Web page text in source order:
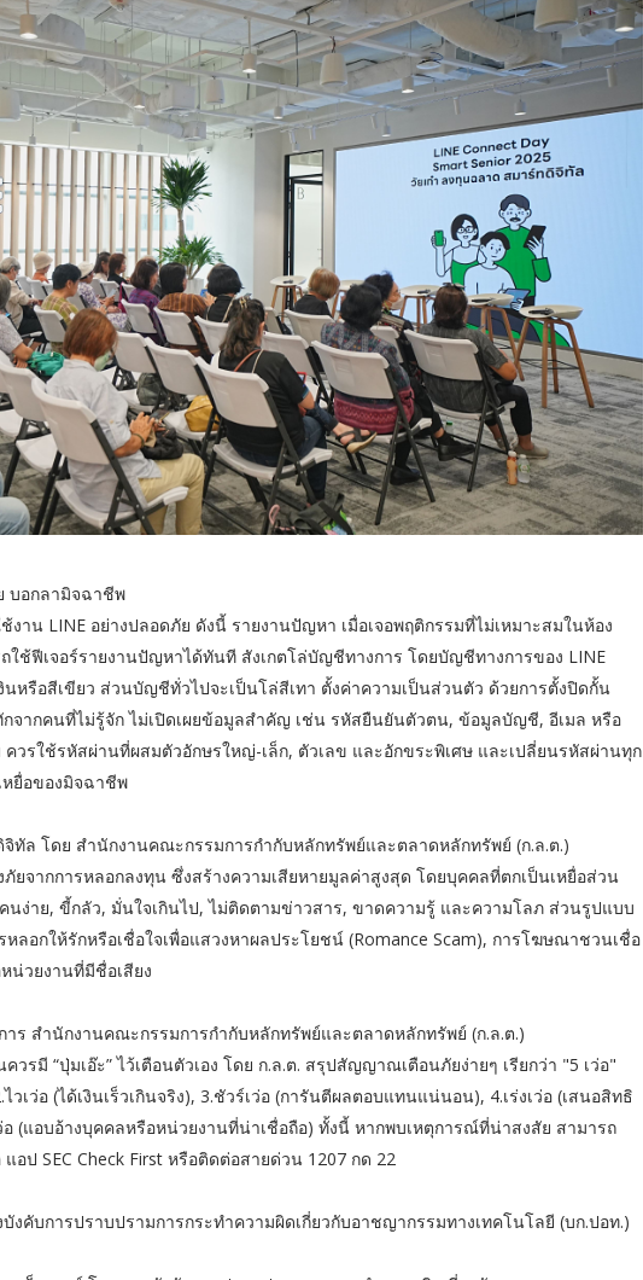
บอกลามิจฉาชีพ
งาน LINE อย่างปลอดภัย ดังนี้ รายงานปัญหา เมื่อเจอพฤติกรรมที่ไม่เหมาะสมในห้อง
ใช้ฟีเจอร์รายงานปัญหาได้ทันที สังเกตโล่บัญชีทางการ โดยบัญชีทางการของ LINE
หรือสีเขียว ส่วนบัญชีทั่วไปจะเป็นโล่สีเทา ตั้งค่าความเป็นส่วนตัว ด้วยการตั้งปิดกั้น
จากคนที่ไม่รู้จัก ไม่เปิดเผยข้อมูลสำคัญ เช่น รหัสยืนยันตัวตน, ข้อมูลบัญชี, อีเมล หรือ
วรใช้รหัสผ่านที่ผสมตัวอักษรใหญ่-เล็ก, ตัวเลข และอักขระพิเศษ และเปลี่ยนรหัสผ่านทุก
หยื่อของมิจฉาชีพ
ทัล โดย สำนักงานคณะกรรมการกำกับหลักทรัพย์และตลาดหลักทรัพย์ (ก.ล.ต.)
ยจากการหลอกลงทุน ซึ่งสร้างความเสียหายมูลค่าสูงสุด โดยบุคคลที่ตกเป็นเหยื่อส่วน
นง่าย, ขี้กลัว, มั่นใจเกินไป, ไม่ติดตามข่าวสาร, ขาดความรู้ และความโลภ ส่วนรูปแบบ
ลอกให้รักหรือเชื่อใจเพื่อแสวงหาผลประโยชน์ (Romance Scam), การโฆษณาชวนเชื่อ
น่วยงานที่มีชื่อเสียง
ร สำนักงานคณะกรรมการกำกับหลักทรัพย์และตลาดหลักทรัพย์ (ก.ล.ต.)
รมี “ปุ่มเอ๊ะ” ไว้เตือนตัวเอง โดย ก.ล.ต. สรุปสัญญาณเตือนภัยง่ายๆ เรียกว่า "5 เว่อ"
เว่อ (ได้เงินเร็วเกินจริง), 3.ชัวร์เว่อ (การันตีผลตอบแทนแน่นอน), 4.เร่งเว่อ (เสนอสิทธิ
อ (แอบอ้างบุคคลหรือหน่วยงานที่น่าเชื่อถือ) ทั้งนี้ หากพบเหตุการณ์ที่น่าสงสัย สามารถ
อป SEC Check First หรือติดต่อสายด่วน 1207 กด 22
งคับการปราบปรามการกระทำความผิดเกี่ยวกับอาชญากรรมทางเทคโนโลยี (บก.ปอท.)